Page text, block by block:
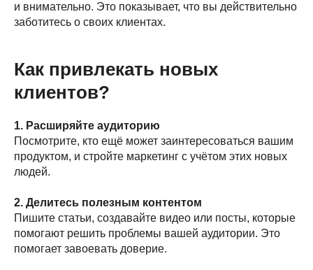
и внимательно. Это показывает, что вы действительно
заботитесь о своих клиентах.
Как привлекать новых
клиентов?
1. Расширяйте аудиторию
Посмотрите, кто ещё может заинтересоваться вашим
продуктом, и стройте маркетинг с учётом этих новых
людей.
2. Делитесь полезным контентом
Пишите статьи, создавайте видео или посты, которые
помогают решить проблемы вашей аудитории. Это
помогает завоевать доверие.